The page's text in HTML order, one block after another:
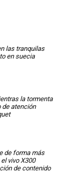
las tranquilas
en suecia
la tormenta
de atención
de forma más
vivo X300
de contenido